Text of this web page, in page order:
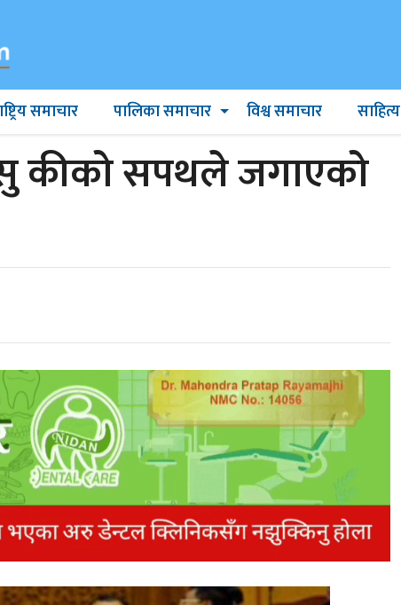
समाचार पालिका समाचार विश्व समाचार साहित्य
कीको सपथले जगाएको